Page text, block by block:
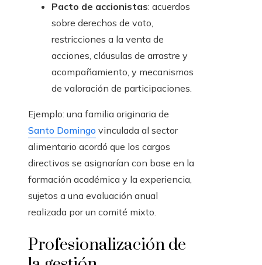
Pacto de accionistas: acuerdos
sobre derechos de voto,
restricciones a la venta de
acciones, cláusulas de arrastre y
acompañamiento, y mecanismos
de valoración de participaciones.
Ejemplo: una familia originaria de
Santo Domingo vinculada al sector
alimentario acordó que los cargos
directivos se asignarían con base en la
formación académica y la experiencia,
sujetos a una evaluación anual
realizada por un comité mixto.
Profesionalización de